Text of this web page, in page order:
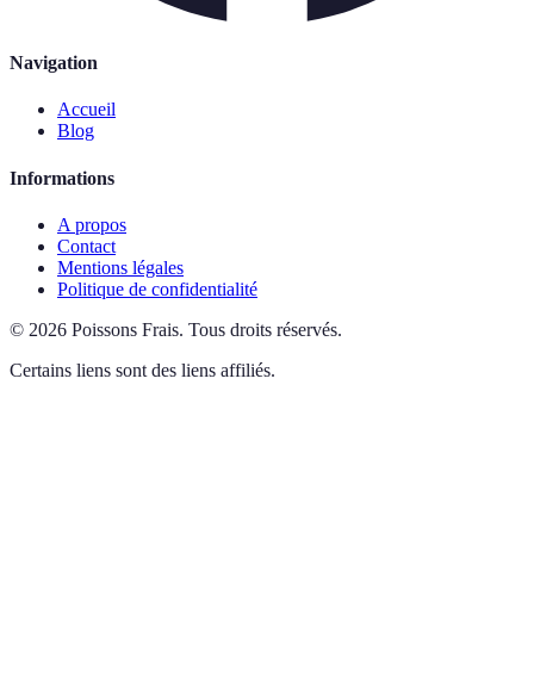
Navigation
Accueil
Blog
Informations
A propos
Contact
Mentions légales
Politique de confidentialité
© 2026 Poissons Frais. Tous droits réservés.
Certains liens sont des liens affiliés.